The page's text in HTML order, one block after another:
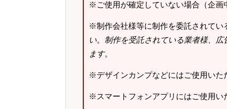
※ご使用が確定していない場合（企画
※制作会社様等に制作を委託されてい
い。 制作を受託されている業者様、
ます。
※デザインカンプなどにはご使用いた
※スマートフォンアプリにはご使用い